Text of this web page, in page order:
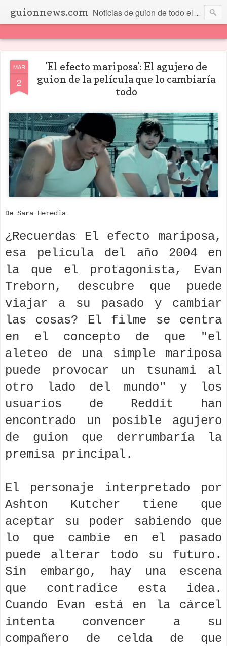
guionnews.com Noticias de guion de todo el mundo... Y más.
MAR
2
'El efecto mariposa': El agujero de
guion de la película que lo cambiaría
todo
De Sara Heredia
¿Recuerdas El efecto mariposa,
esa película del año 2004 en
la que el protagonista, Evan
Treborn, descubre que puede
viajar a su pasado y cambiar
las cosas? El filme se centra
en el concepto de que "el
aleteo de una simple mariposa
puede provocar un tsunami al
otro lado del mundo" y los
usuarios de Reddit han
encontrado un posible agujero
de guion que derrumbaría la
premisa principal.
El personaje interpretado por
Ashton Kutcher tiene que
aceptar su poder sabiendo que
lo que cambie en el pasado
puede alterar todo su futuro.
Sin embargo, hay una escena
que contradice esta idea.
Cuando Evan está en la cárcel
intenta convencer a su
compañero de celda de que